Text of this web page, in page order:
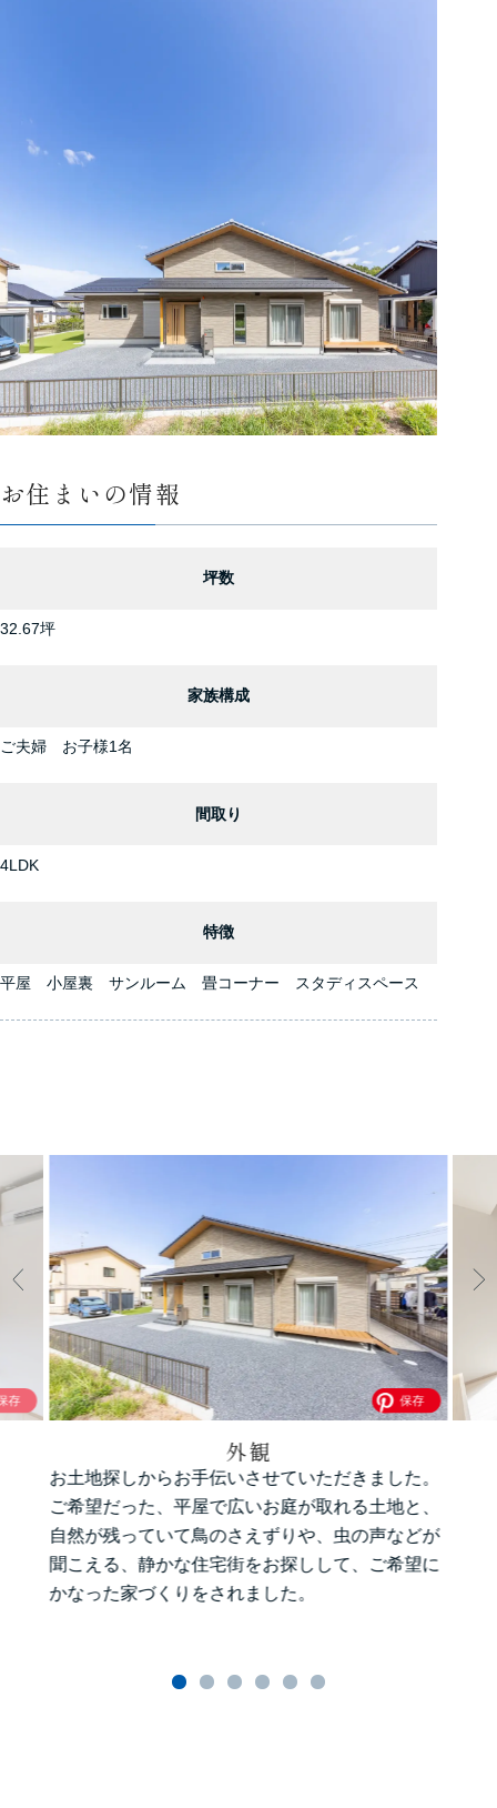
お住まいの情報
坪数
32.67坪
家族構成
ご夫婦 お子様1名
間取り
4LDK
特徴
平屋 小屋裏 サンルーム 畳コーナー スタディスペース
外観
お土地探しからお手伝いさせていただきました。
ご希望だった、平屋で広いお庭が取れる土地と、
自然が残っていて鳥のさえずりや、虫の声などが
聞こえる、静かな住宅街をお探しして、ご希望に
かなった家づくりをされました。